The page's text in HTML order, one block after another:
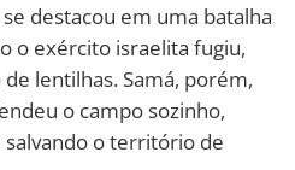
destacou em uma batalha
o exército israelita fugiu,
lentilhas. Samá, porém,
o campo sozinho,
o território de